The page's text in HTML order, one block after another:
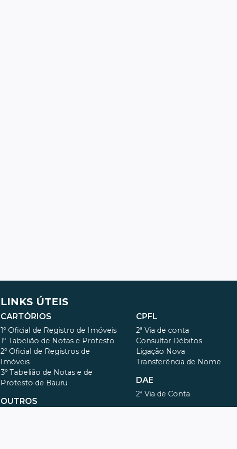
LINKS ÚTEIS
CARTÓRIOS
1º Oficial de Registro de Imóveis
1º Tabelião de Notas e Protesto
2º Oficial de Registros de
Imóveis
3º Tabelião de Notas e de
Protesto de Bauru
OUTROS
CPFL
2ª Via de conta
Consultar Débitos
Ligação Nova
Transferência de Nome
DAE
2ª Via de Conta